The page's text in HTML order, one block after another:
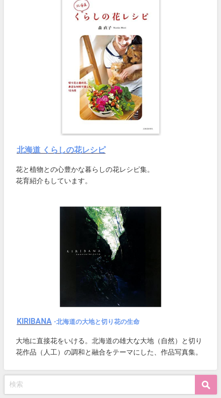
北海道 くらしの花レシピ
花と植物との心豊かな暮らしの花レシピ集。
花育紹介もしています。
KIRIBANA -北海道の大地と切り花の生命
大地に直接花をいける。北海道の雄大な大地（自然）と切り
花作品（人工）の調和と融合をテーマにした、作品写真集。